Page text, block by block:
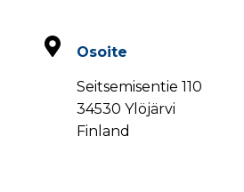
Osoite
Seitsemisentie 110
34530 Ylöjärvi
Finland